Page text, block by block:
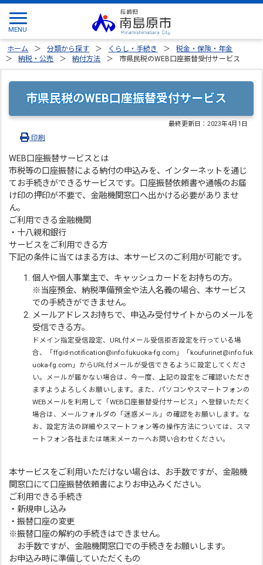
ホーム 分類から探す くらし・手続き
税金・保険・年金
納税・公売
納付方法 市県民税のWEB口座振替受付サービス
市県民税のWEB口座振替受付サービス
最終更新日：2023年4月1日
印刷
WEB口座振替サービスとは
市税等の口座振替による納付の申込みを、インターネットを通じ
てお手続きができるサービスです。口座振替依頼書や通帳のお届
け印の押印が不要で、金融機関窓口へ出かける必要がありませ
ん。
ご利用できる金融機関
・十八親和銀行
サービスをご利用できる方
下記の条件に当てはまる方は、本サービスのご利用が可能です。
個人や個人事業主で、キャッシュカードをお持ちの方。
※当座預金、納税準備預金や法人名義の場合、本サービス
での手続きができません。
メールアドレスお持ちで、申込み受付サイトからのメールを
受信できる方。
ドメイン指定受信設定、URL付メール受信拒否設定を行っている場
合、「ffgid-notification@info.fukuoka-fg.com」「koufurinet@info.fuk
uoka-fg.com」からURL付メールが受信できるように設定してくださ
い。メールが届かない場合は、今一度、上記の設定をご確認いただき
ますようよろしくお願いします。また、パソコンやスマートフォンの
WEBメールを利用して「WEB口座振替受付サービス」へ登録いただく
場合は、メールフォルダの「迷惑メール」の確認をお願いします。な
お、設定方法の詳細やスマートフォン等の操作方法については、スマ
ートフォン各社または端末メーカーへお問い合わせください。
本サービスをご利用いただけない場合は、お手数ですが、金融機
関窓口にて口座振替依頼書によりお申込みください。
ご利用できる手続き
・新規申し込み
・振替口座の変更
※振替口座の解約の手続きはできません。
お手数ですが、金融機関窓口での手続きをお願いします。
お申込み時に準備していただくもの